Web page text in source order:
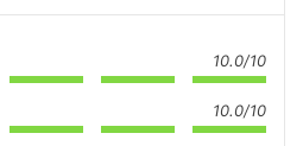
10.0/10
10.0/10